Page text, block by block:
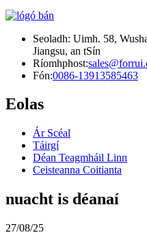
Seoladh: Uimh. 58,
Jiangsu, an tSín
Ríomhphost:
Fón:0086-13913585463
Eolas
Ár Scéal
Táirgí
Déan Teagmháil Linn
Ceisteanna Coitianta
nuacht is déanaí
27/08/25